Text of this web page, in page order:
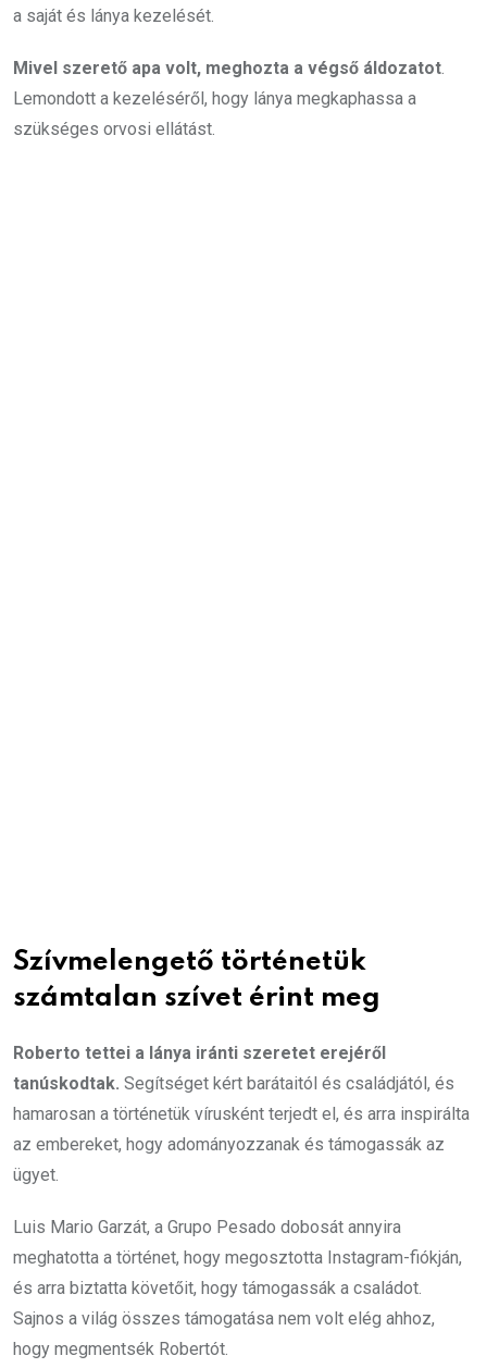
a saját és lánya kezelését.
Mivel szerető apa volt, meghozta a végső áldozatot
Lemondott a kezeléséről, hogy lánya megkaphassa a
szükséges orvosi ellátást.
Szívmelengető történetük
számtalan szívet érint meg
Roberto tettei a lánya iránti szeretet erejéről
tanúskodtak. Segítséget kért barátaitól és családjától, és
hamarosan a történetük vírusként terjedt el, és arra inspirálta
az embereket, hogy adományozzanak és támogassák az
ügyet.
Luis Mario Garzát, a Grupo Pesado dobosát annyira
meghatotta a történet, hogy megosztotta Instagram-fiókján,
és arra biztatta követőit, hogy támogassák a családot.
Sajnos a világ összes támogatása nem volt elég ahhoz,
hogy megmentsék Robertót.